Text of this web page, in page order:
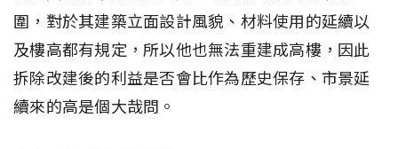
圍，對於其建築立面設計風貌、材料使用的延續以
及樓高都有規定，所以他也無法重建成高樓，因此
拆除改建後的利益是否會比作為歷史保存、市景延
續來的高是個大哉問。